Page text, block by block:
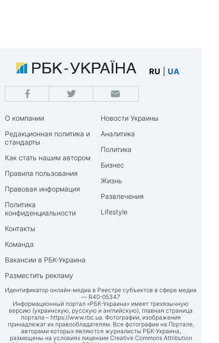
RU UA
О компании
Редакционная политика и
стандарты
Как стать нашим автором
Правила пользования
Правовая информация
Политика
конфиденциальности
Контакты
Команда
Вакансии в РБК-Украина
Разместить рекламу
Новости Украины
Аналитика
Политика
Бизнес
Жизнь
Развлечения
Lifestyle
Идентификатор онлайн-медиа в Реестре субъектов в сфере медиа
— R40-05347
Информационный портал «РБК-Украина» имеет трехязычную
версию (украинскую, русскую и английскую), главная страница
портала – https://www.rbc.ua. Фотографии, изображения
принадлежат их правообладателям. Все фотографии на Портале,
авторами которых являются журналисты РБК-Украина,
размещены на условиях лицензии Creative Commons Attribution